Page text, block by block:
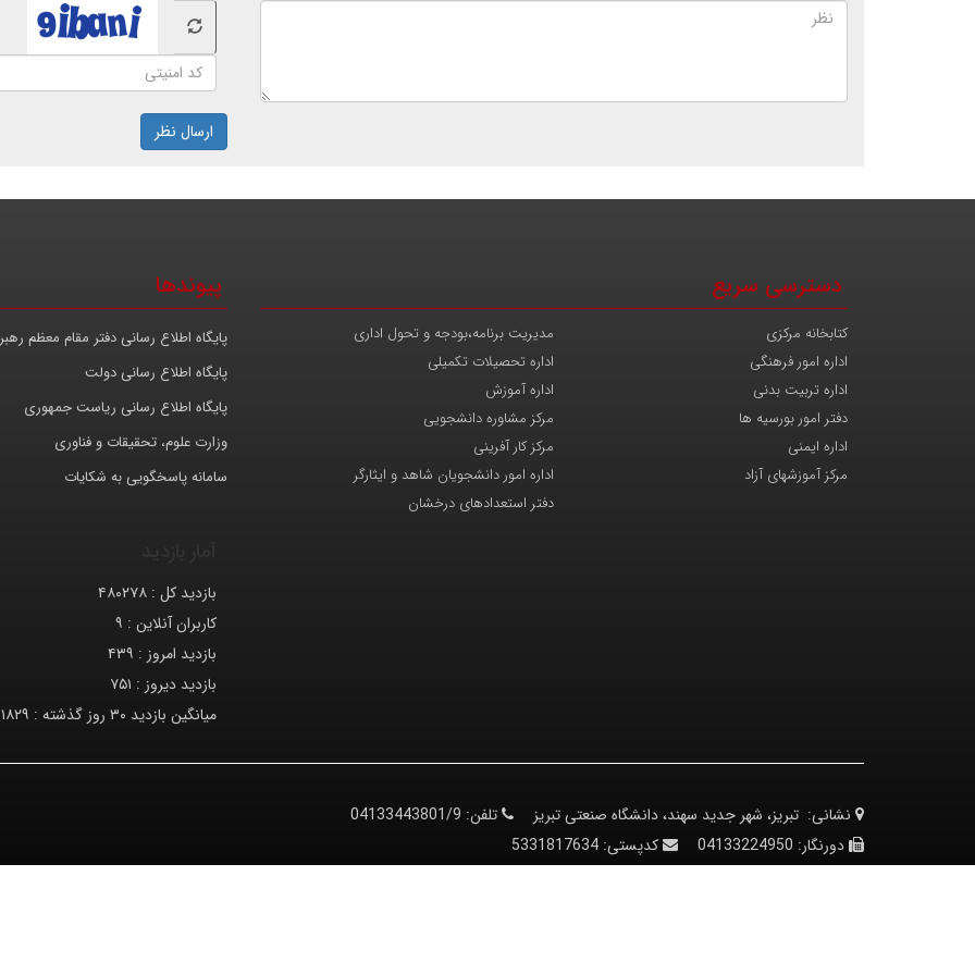
ارسال نظر
دسترسی سریع
مدیریت برنامه،بودجه و تحول اداری
کتابخانه مرکزی
اداره تحصیلات تکمیلی
اداره امور فرهنگی
اداره آموزش
اداره تربیت بدنی
مرکز مشاوره دانشجویی
دفتر امور بورسیه ها
مرکز کار آفرینی
اداره ایمنی
اداره امور دانشجویان شاهد و ایثارگر
مرکز آموزشهای آزاد
دفتر استعدادهای درخشان
پیوندها
پایگاه اطلاع رسانی دفتر مقام معظم
پایگاه اطلاع رسانی دولت
پایگاه اطلاع رسانی ریاست جمهوری
وزارت علوم، تحقیقات و فناوری
سامانه پاسخگویی به شکایات
بازدید کل : ۴۸۰۲۷۸
کاربران آنلاین : ۹
بازدید امروز : ۴۳۹
بازدید دیروز : ۷۵۱
میانگین بازدید ۳۰ روز گذشته :
۱۸۲۹
نشانی: تبریز، شهر جدید سهند، دانشگاه صنعتی تبریز تلفن: 04133443801/9
دورنگار: 04133224950 کدپستی: 5331817634